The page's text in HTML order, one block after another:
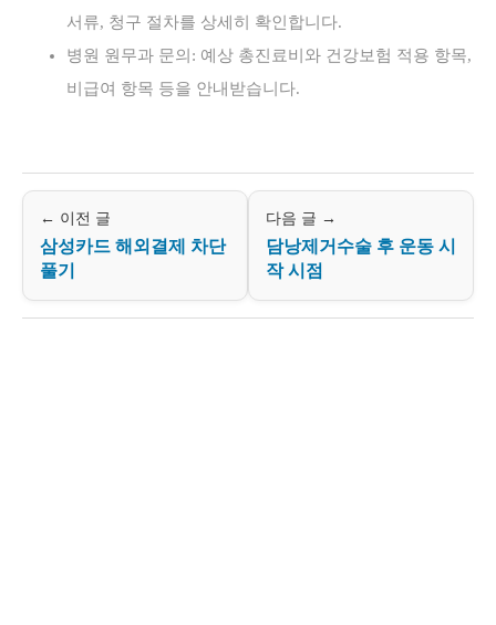
서류, 청구 절차를 상세히 확인합니다.
병원 원무과 문의: 예상 총진료비와 건강보험 적용 항목,
비급여 항목 등을 안내받습니다.
← 이전 글
삼성카드 해외결제 차단
풀기
다음 글 →
담낭제거수술 후 운동 시
작 시점